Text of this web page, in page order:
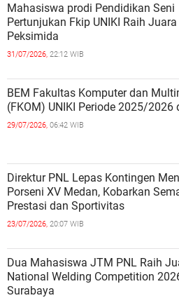
Mahasiswa prodi Pendidikan Seni
Pertunjukan Fkip UNIKI Raih Juara
Peksimida
31/07/2026, 22:12 WIB
BEM Fakultas Komputer dan
(FKOM) UNIKI Periode 2025/
29/07/2026, 06:42 WIB
Direktur PNL Lepas Kontingen
Porseni XV Medan, Kobarkan
Prestasi dan Sportivitas
23/07/2026, 20:07 WIB
Dua Mahasiswa JTM PNL Raih
National Welding Competition
Surabaya